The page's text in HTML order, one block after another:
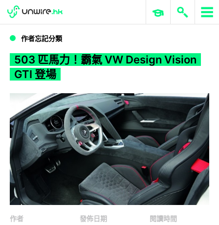
WWDC 2026 ERP 與商業 AI
作者忘記分類
503 匹馬力！霸氣 VW Design Vision
GTI 登場
作者
發佈日期
閱讀時間